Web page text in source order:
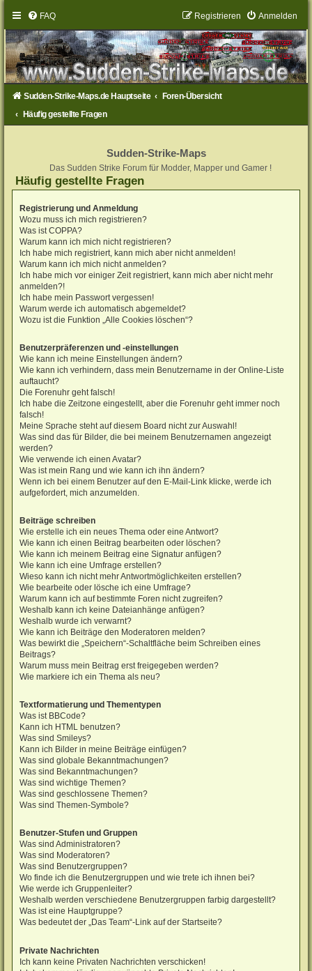
FAQ Anmelden
Registrieren
Sudden-Strike-Maps.de Hauptseite
Foren-Übersicht
Häufig gestellte Fragen
Sudden-Strike-Maps
Das Sudden Strike Forum für Modder, Mapper und Gamer !
Häufig gestellte Fragen
Registrierung und Anmeldung
Wozu muss ich mich registrieren?
Was ist COPPA?
Warum kann ich mich nicht registrieren?
Ich habe mich registriert, kann mich aber nicht anmelden!
Warum kann ich mich nicht anmelden?
Ich habe mich vor einiger Zeit registriert, kann mich aber nicht mehr
anmelden?!
Ich habe mein Passwort vergessen!
Warum werde ich automatisch abgemeldet?
Wozu ist die Funktion „Alle Cookies löschen“?
Benutzerpräferenzen und -einstellungen
Wie kann ich meine Einstellungen ändern?
Wie kann ich verhindern, dass mein Benutzername in der Online-Liste
auftaucht?
Die Forenuhr geht falsch!
Ich habe die Zeitzone eingestellt, aber die Forenuhr geht immer noch
falsch!
Meine Sprache steht auf diesem Board nicht zur Auswahl!
Was sind das für Bilder, die bei meinem Benutzernamen angezeigt
werden?
Wie verwende ich einen Avatar?
Was ist mein Rang und wie kann ich ihn ändern?
Wenn ich bei einem Benutzer auf den E-Mail-Link klicke, werde ich
aufgefordert, mich anzumelden.
Beiträge schreiben
Wie erstelle ich ein neues Thema oder eine Antwort?
Wie kann ich einen Beitrag bearbeiten oder löschen?
Wie kann ich meinem Beitrag eine Signatur anfügen?
Wie kann ich eine Umfrage erstellen?
Wieso kann ich nicht mehr Antwortmöglichkeiten erstellen?
Wie bearbeite oder lösche ich eine Umfrage?
Warum kann ich auf bestimmte Foren nicht zugreifen?
Weshalb kann ich keine Dateianhänge anfügen?
Weshalb wurde ich verwarnt?
Wie kann ich Beiträge den Moderatoren melden?
Was bewirkt die „Speichern“-Schaltfläche beim Schreiben eines
Beitrags?
Warum muss mein Beitrag erst freigegeben werden?
Wie markiere ich ein Thema als neu?
Textformatierung und Thementypen
Was ist BBCode?
Kann ich HTML benutzen?
Was sind Smileys?
Kann ich Bilder in meine Beiträge einfügen?
Was sind globale Bekanntmachungen?
Was sind Bekanntmachungen?
Was sind wichtige Themen?
Was sind geschlossene Themen?
Was sind Themen-Symbole?
Benutzer-Stufen und Gruppen
Was sind Administratoren?
Was sind Moderatoren?
Was sind Benutzergruppen?
Wo finde ich die Benutzergruppen und wie trete ich ihnen bei?
Wie werde ich Gruppenleiter?
Weshalb werden verschiedene Benutzergruppen farbig dargestellt?
Was ist eine Hauptgruppe?
Was bedeutet der „Das Team“-Link auf der Startseite?
Private Nachrichten
Ich kann keine Privaten Nachrichten verschicken!